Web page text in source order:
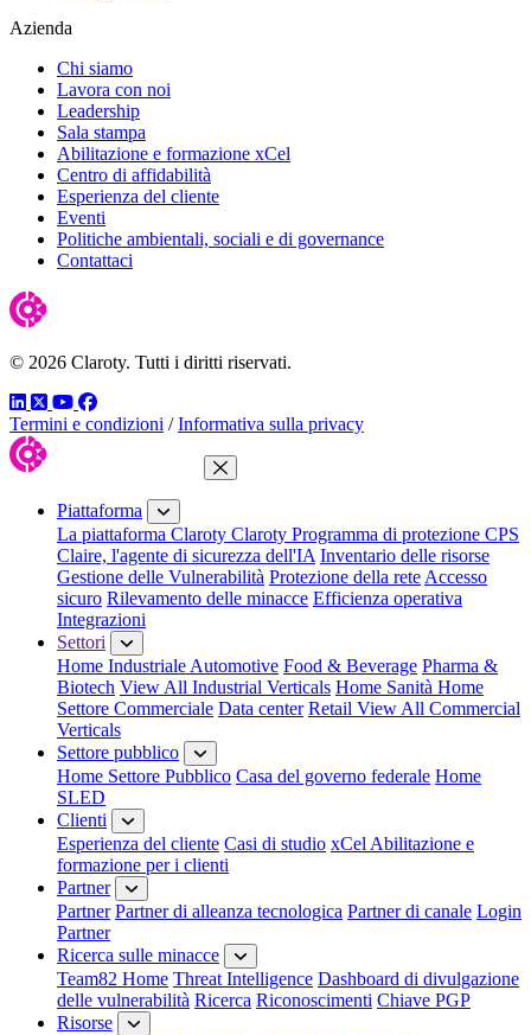
Azienda
Chi siamo
Lavora con noi
Leadership
Sala stampa
Abilitazione e formazione xCel
Centro di affidabilità
Esperienza del cliente
Eventi
Politiche ambientali, sociali e di governance
Contattaci
© 2026 Claroty. Tutti i diritti riservati.
LinkedIn
TwitterYouTube
Facebook
Termini e condizioni / Informativa sulla privacy
Chiudi menu
Piattaforma
La piattaforma Claroty Claroty Programma di protezione CPS
Claire, l'agente di sicurezza dell'IA Inventario delle risorse
Gestione delle Vulnerabilità Protezione della reteAccesso
sicuro Rilevamento delle minacce Efficienza operativa
Integrazioni
Settori
Home IndustrialeAutomotive Food & Beverage Pharma &
Biotech View All Industrial Verticals Home Sanità Home
Settore Commerciale Data center Retail View All Commercial
Verticals
Settore pubblico
Home Settore Pubblico Casa del governo federale Home
SLED
Clienti
Esperienza del cliente Casi di studio xCel Abilitazione e
formazione per i clienti
Partner
Partner Partner di alleanza tecnologica Partner di canale Login
Partner
Ricerca sulle minacce
Team82 Home Threat Intelligence Dashboard di divulgazione
delle vulnerabilità Ricerca Riconoscimenti Chiave PGP
Risorse